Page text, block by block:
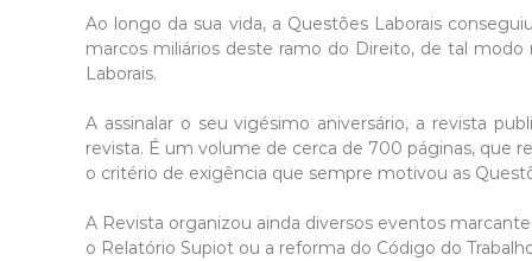
Ao longo da sua vida, a Questões Laborais
marcos miliários deste ramo do Direito, de tal
Laborais.
A assinalar o seu vigésimo aniversário, a revista
revista. É um volume de cerca de 700 páginas, que
o critério de exigência que sempre motivou as
A Revista organizou ainda diversos eventos
o Relatório Supiot ou a reforma do Código do